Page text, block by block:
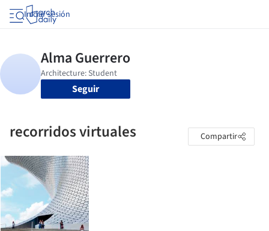
Iniciar sesión
Seguir
recorridos virtuales Compartir